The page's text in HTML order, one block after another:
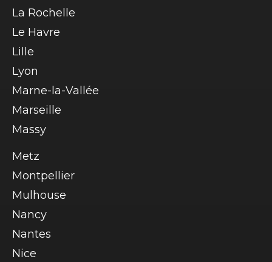
La Rochelle
Le Havre
Lille
Lyon
Marne-la-Vallée
Marseille
Massy
Metz
Montpellier
Mulhouse
Nancy
Nantes
Nice